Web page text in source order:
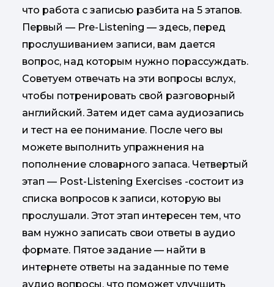
что работа с записью разбита на 5 этапов.
Первый — Pre-Listening — здесь, перед
прослушиванием записи, вам дается
вопрос, над которым нужно порассуждать.
Советуем отвечать на эти вопросы вслух,
чтобы потренировать свой разговорный
английский. Затем идет сама аудиозапись
и тест на ее понимание. После чего вы
можете выполнить упражнения на
пополнение словарного запаса. Четвертый
этап — Post-Listening Exercises -состоит из
списка вопросов к записи, которую вы
прослушали. Этот этап интересен тем, что
вам нужно записать свои ответы в аудио
формате. Пятое задание — найти в
интернете ответы на заданные по теме
аудио вопросы, что поможет улучшить